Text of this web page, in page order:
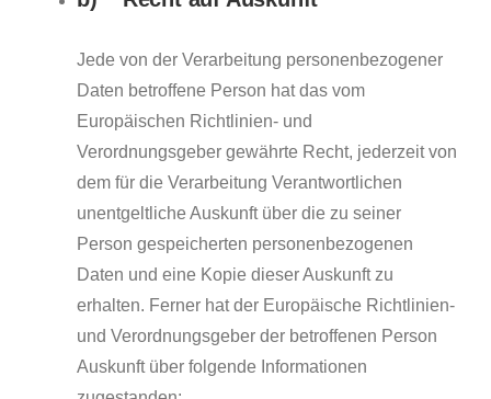
Jede von der Verarbeitung personenbezogener
Daten betroffene Person hat das vom
Europäischen Richtlinien- und
Verordnungsgeber gewährte Recht, jederzeit von
dem für die Verarbeitung Verantwortlichen
unentgeltliche Auskunft über die zu seiner
Person gespeicherten personenbezogenen
Daten und eine Kopie dieser Auskunft zu
erhalten. Ferner hat der Europäische Richtlinien-
und Verordnungsgeber der betroffenen Person
Auskunft über folgende Informationen